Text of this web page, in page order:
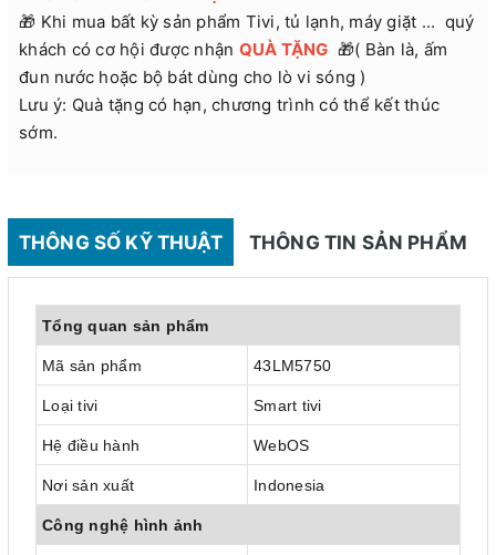
🎁 Khi mua bất kỳ sản phẩm Tivi, tủ lạnh, máy giặt ... quý
khách có cơ hội được nhận QUÀ TẶNG 🎁( Bàn là, ấm
đun nước hoặc bộ bát dùng cho lò vi sóng )
Lưu ý: Quà tặng có hạn, chương trình có thể kết thúc
sớm.
THÔNG SỐ KỸ THUẬT THÔNG TIN SẢN PHẨM
Tổng quan sản phẩm
Mã sản phẩm 43LM5750
Loại tivi Smart tivi
Hệ điều hành WebOS
Nơi sản xuất Indonesia
Công nghệ hình ảnh